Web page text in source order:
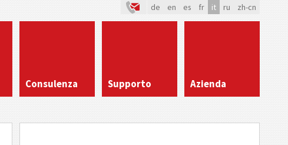
de en es fr it ru zh-cn
Consulenza Supporto Azienda